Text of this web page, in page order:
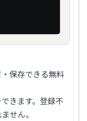
保存できる無料
きます。登録不
せん。